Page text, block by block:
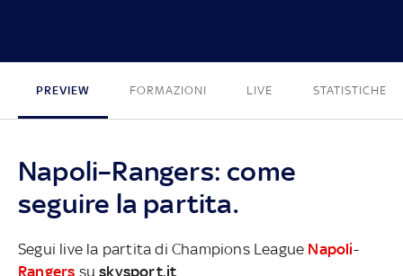
PREVIEW FORMAZIONI LIVE STATISTICHE
Napoli–Rangers: come
seguire la partita.
Segui live la partita di Champions League Napoli-
Rangers suskysport.it